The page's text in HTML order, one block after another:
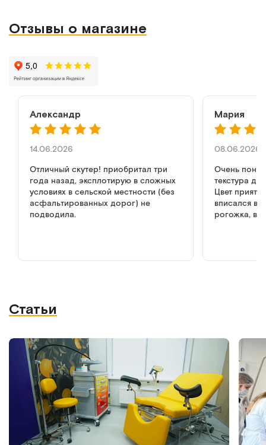
Отзывы о магазине
Александр
14.06.2026
Отличный скутер! приобритал три
года назад, эксплотирую в сложных
условиях в сельской местности (без
асфальтированных дорог) не
подводила.
Мария
08.06.2026
Очень
текстура
Цвет
вписался в
рогожка,
медицине.
Статьи